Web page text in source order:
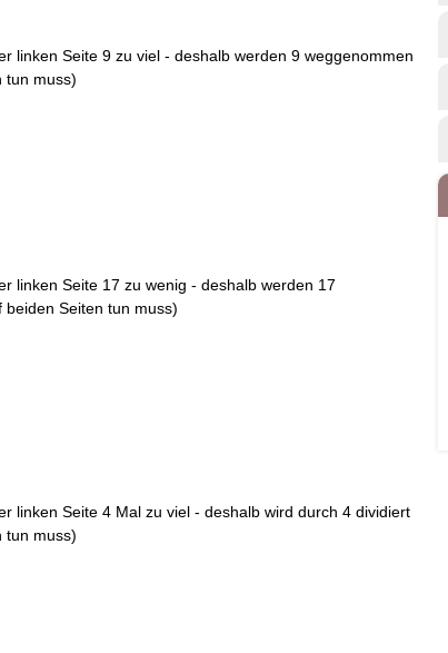
linken Seite 9 zu viel - deshalb werden 9 weggenommen
tun muss)
linken Seite 17 zu wenig - deshalb werden 17
Seiten tun muss)
linken Seite 4 Mal zu viel - deshalb wird durch 4 dividiert
tun muss)